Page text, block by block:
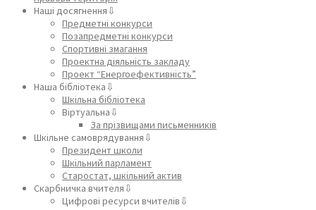
Наші досягнення⇩
Предметні конкурси
Позапредметні конкурси
Спортивні змагання
Проектна діяльність закладу
Проект “Енергоефективність”
Наша бібліотека⇩
Шкільна бібліотека
Віртуальна⇩
За прізвищами письменників
Шкільне самоврядування⇩
Президент школи
Шкільний парламент
Старостат, шкільний актив
Скарбничка вчителя⇩
Цифрові ресурси вчителів⇩